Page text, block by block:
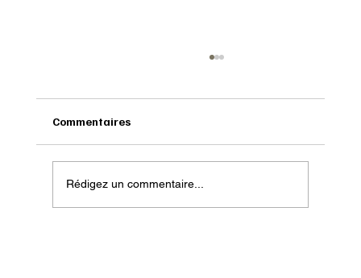
Commentaires
Rédigez un commentaire...